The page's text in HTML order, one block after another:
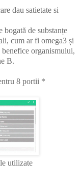
dau satietate si
bogată de substanțe
cum ar fi omega3 și
organismului,
B.
8 portii *
utilizate